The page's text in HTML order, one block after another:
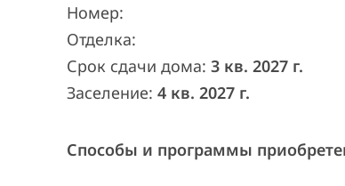
Номер:
Отделка:
Срок сдачи дома: 3 кв. 2027 г.
Заселение: 4 кв. 2027 г.
Способы и программы